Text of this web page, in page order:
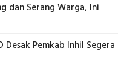
dan Serang Warga, Ini
Pemkab Inhil Segera